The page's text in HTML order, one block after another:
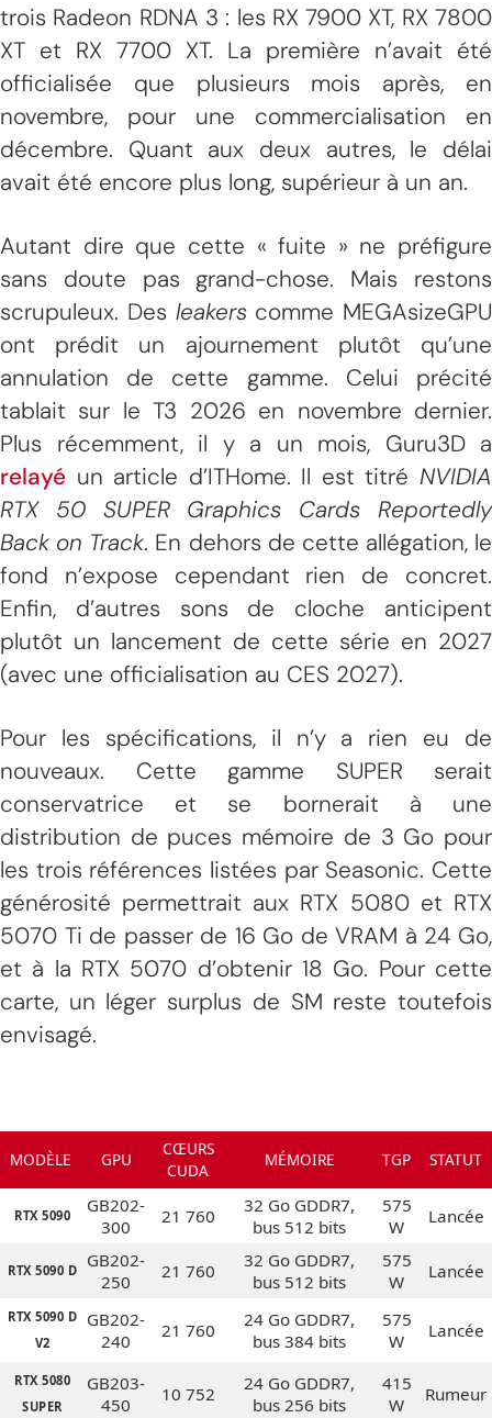
trois Radeon RDNA 3 : les RX 7900 XT, RX 7800
XT et RX 7700 XT. La première n’avait été
officialisée que plusieurs mois après, en
novembre, pour une commercialisation en
décembre. Quant aux deux autres, le délai
avait été encore plus long, supérieur à un an.
Autant dire que cette « fuite » ne préfigure
sans doute pas grand-chose. Mais restons
scrupuleux. Des leakerscomme MEGAsizeGPU
ont prédit un ajournement plutôt qu’une
annulation de cette gamme. Celui précité
tablait sur le T3 2026 en novembre dernier.
Plus récemment, il y a un mois, Guru3D a
relayé un article d’ITHome. Il est titré NVIDIA
RTX 50 SUPER Graphics Cards Reportedly
Back on Track. En dehors de cette allégation, le
fond n’expose cependant rien de concret.
Enfin, d’autres sons de cloche anticipent
plutôt un lancement de cette série en 2027
(avec une officialisation au CES 2027).
Pour les spécifications, il n’y a rien eu de
nouveaux. Cette gamme SUPER serait
conservatrice et se bornerait à une
distribution de puces mémoire de 3 Go pour
les trois références listées par Seasonic. Cette
générosité permettrait aux RTX 5080 et RTX
5070 Ti de passer de 16 Go de VRAM à 24 Go,
et à la RTX 5070 d’obtenir 18 Go. Pour cette
carte, un léger surplus de SM reste toutefois
envisagé.
MODÈLE GPU
CŒURS
CUDA
MÉMOIRE TGP STATUT
RTX 5090
GB202-
300
21 760
32 Go GDDR7,
bus 512 bits
575
W
Lancée
RTX 5090 D
GB202-
250
21 760
32 Go GDDR7,
bus 512 bits
575
W
Lancée
RTX 5090 D
V2
GB202-
240
21 760
24 Go GDDR7,
bus 384 bits
575
W
Lancée
RTX 5080
SUPER
GB203-
450
10 752
24 Go GDDR7,
bus 256 bits
415
W
Rumeur